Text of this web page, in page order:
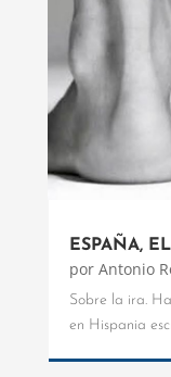
ESPAÑA,
por Antonio
Sobre la ira.
en Hispania